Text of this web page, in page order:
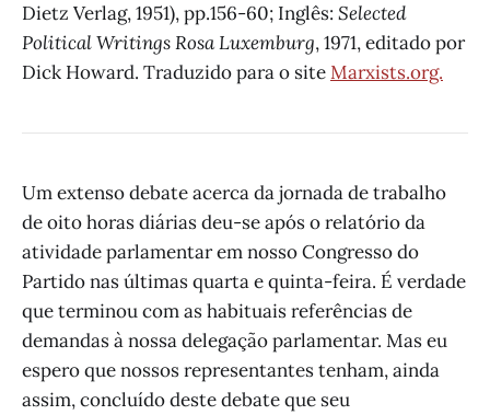
Dietz Verlag, 1951), pp.156-60; Inglês: Selected
Political Writings Rosa Luxemburg, 1971, editado por
Dick Howard. Traduzido para o siteMarxists.org.
Um extenso debate acerca da jornada de trabalho
de oito horas diárias deu-se após o relatório da
atividade parlamentar em nosso Congresso do
Partido nas últimas quarta e quinta-feira. É verdade
que terminou com as habituais referências de
demandas à nossa delegação parlamentar. Mas eu
espero que nossos representantes tenham, ainda
assim, concluído deste debate que seu